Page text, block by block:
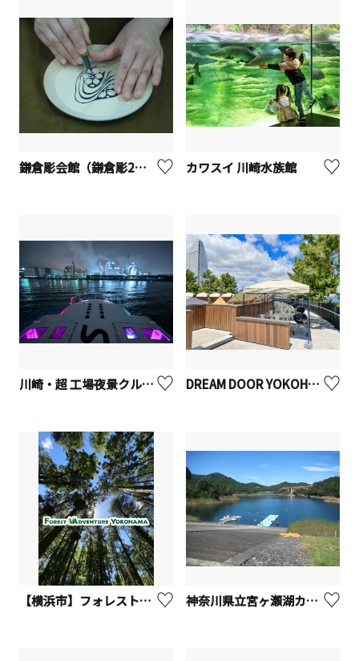
鎌倉彫会館（鎌倉彫2時間彫刻体験）【鎌倉市】 カワスイ 川崎水族館
川崎・超 工場夜景クルーズ DREAM DOOR YOKOHAMA HAMMERHEAD
【横浜市】フォレストアドベンチャー・よこはま 神奈川県立宮ヶ瀬湖カヌー場